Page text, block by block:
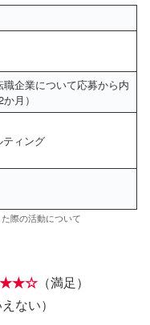
職企業について応募から内
月）
ティング
際の活動について
（満足）
ない）